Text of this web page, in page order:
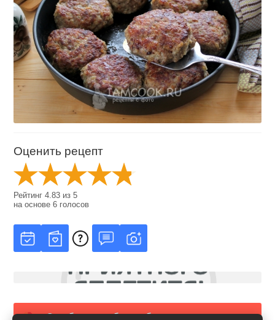
Оценить рецепт
Рейтинг4.83 из5
на основе6 голосов
Сообщить об ошибке в рецепте